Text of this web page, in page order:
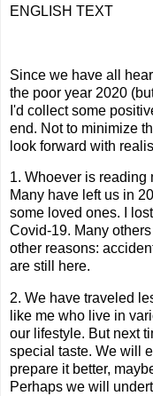
ENGLISH TEXT
Since we have all
the poor year 2020
I'd collect some
end. Not to minimize
look forward with
1. Whoever is reading
Many have left us in
some loved ones. I
Covid-19. Many
other reasons:
are still here.
2. We have traveled
like me who live in
our lifestyle. But next
special taste. We will
prepare it better,
Perhaps we will